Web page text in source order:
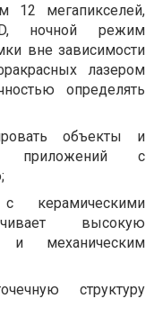
12 мегапикселей,
ночной режим
вне зависимости
лазером
определять
объекты и
приложений с
керамическими
высокую
и механическим
структуру